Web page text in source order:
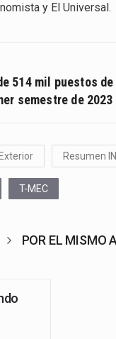
y El Universal .
514 mil puestos de
semestre de 2023
Resumen
T-MEC
POR EL MISMO